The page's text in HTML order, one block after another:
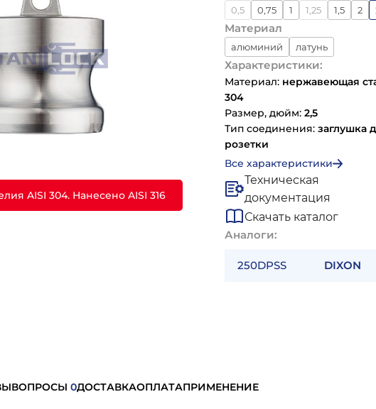
AISI 304. Нанесено AISI 316
0,5 0,75 1 1,25 1,5 2
3
4 5
Материал
алюминий
латунь
нержавеющая сталь 304
нержавеющая сталь 316
полипропилен
Характеристики:
Материал: нержавеющая
304
Размер, дюйм: 2,5
Тип соединения: заглушка
розетки
Все характеристики
Техническая
документация
Скачать каталог
Аналоги:
250DPSS DIXON
ВОПРОСЫ 0ДОСТАВКАОПЛАТАПРИМЕНЕНИЕ